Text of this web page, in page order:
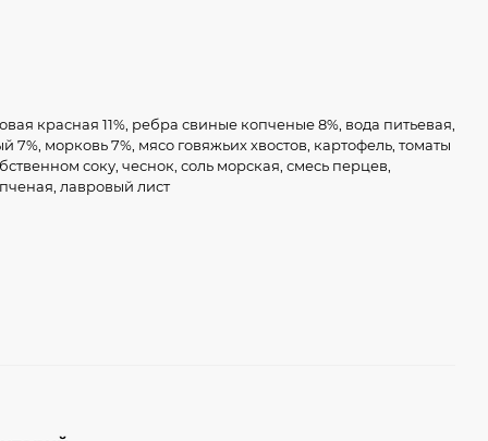
красная 11%, ребра свиные копченые 8%, вода питьевая,
7%, морковь 7%, мясо говяжьих хвостов, картофель, томаты
соку, чеснок, соль морская, смесь перцев,
лавровый лист